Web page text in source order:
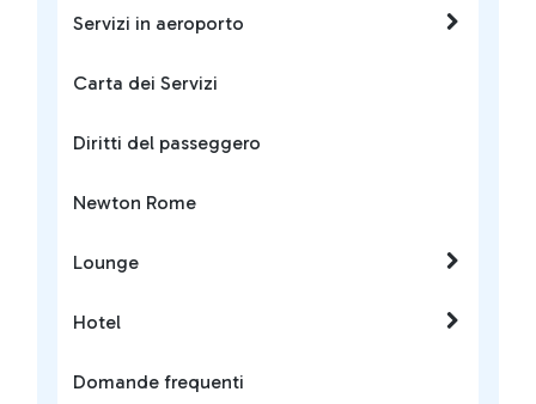
Servizi in aeroporto
Carta dei Servizi
Diritti del passeggero
Newton Rome
Lounge
Hotel
Domande frequenti